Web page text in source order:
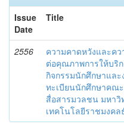
Issue
Date
Title
2556
ความคาดหวังและคว
ต่อคุณภาพการให้บริ
กิจกรรมนักศึกษาและ
ทะเบียนนักศึกษาคณ
สื่อสารมวลชน มหาวิ
เทคโนโลยีราชมงค